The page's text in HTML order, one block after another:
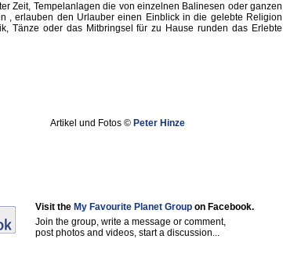
Zeit, Tempelanlagen die von einzelnen Balinesen oder ganzen
, erlauben den Urlauber einen Einblick in die gelebte Religion
Tänze oder das Mitbringsel für zu Hause runden das Erlebte
Artikel und Fotos © Peter Hinze
Visit the My Favourite Planet Group on Facebook.
Join the group, write a message or comment,
post photos and videos, start a discussion...